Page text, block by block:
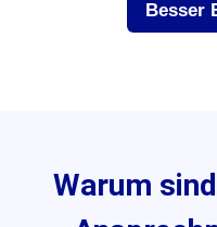
Besser
Warum